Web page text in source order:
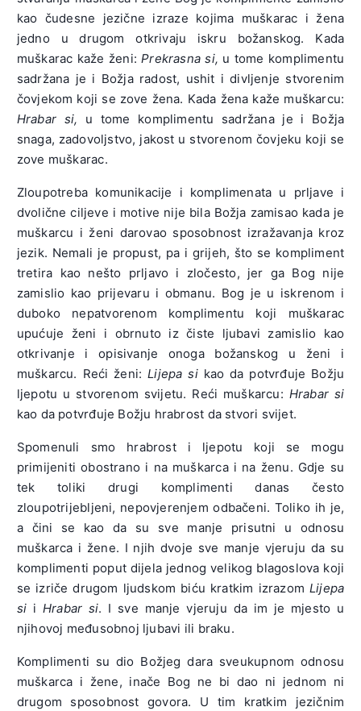
kao čudesne jezične izraze kojima muškarac i žena
jedno u drugom otkrivaju iskru božanskog. Kada
muškarac kaže ženi:Prekrasna si, u tome komplimentu
sadržana je i Božja radost, ushit i divljenje stvorenim
čovjekom koji se zove žena. Kada žena kaže muškarcu:
Hrabar si, u tome komplimentu sadržana je i Božja
snaga, zadovoljstvo, jakost u stvorenom čovjeku koji se
zove muškarac.
Zloupotreba komunikacije i komplimenata u prljave i
dvolične ciljeve i motive nije bila Božja zamisao kada je
muškarcu i ženi darovao sposobnost izražavanja kroz
jezik. Nemali je propust, pa i grijeh, što se kompliment
tretira kao nešto prljavo i zločesto, jer ga Bog nije
zamislio kao prijevaru i obmanu. Bog je u iskrenom i
duboko nepatvorenom komplimentu koji muškarac
upućuje ženi i obrnuto iz čiste ljubavi zamislio kao
otkrivanje i opisivanje onoga božanskog u ženi i
muškarcu. Reći ženi:Lijepa sikao da potvrđuje Božju
ljepotu u stvorenom svijetu. Reći muškarcu: Hrabar si
kao da potvrđuje Božju hrabrost da stvori svijet.
Spomenuli smo hrabrost i ljepotu koji se mogu
primijeniti obostrano i na muškarca i na ženu. Gdje su
tek toliki drugi komplimenti danas često
zloupotrijebljeni, nepovjerenjem odbačeni. Toliko ih je,
a čini se kao da su sve manje prisutni u odnosu
muškarca i žene. I njih dvoje sve manje vjeruju da su
komplimenti poput dijela jednog velikog blagoslova koji
se izriče drugom ljudskom biću kratkim izrazom Lijepa
si i Hrabar si. I sve manje vjeruju da im je mjesto u
njihovoj međusobnoj ljubavi ili braku.
Komplimenti su dio Božjeg dara sveukupnom odnosu
muškarca i žene, inače Bog ne bi dao ni jednom ni
drugom sposobnost govora. U tim kratkim jezičnim